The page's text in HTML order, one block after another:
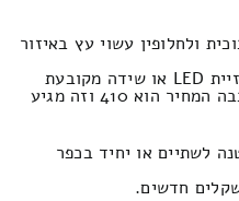
ולחלופין עשוי עץ באיזור
עלויות של העברת מזנון עץ טלוויזיית LED או שידה מקובעת
מגבס באינטגרציה של פירוק והרכבה המחיר הוא 410 וזה מגיע
לשתיים או יחיד בכפר